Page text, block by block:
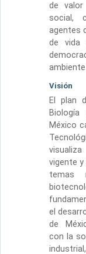
de
social,
agentes
de vida
ambiente
Visión
El plan
México
vigente
temas
el
de
con la